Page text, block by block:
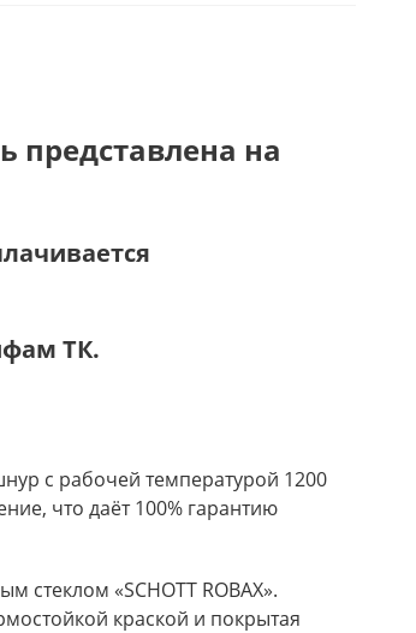
представлена на
ТК.
с рабочей температурой 1200
что даёт 100% гарантию
стеклом «SCHOTT ROBAX».
краской и покрытая